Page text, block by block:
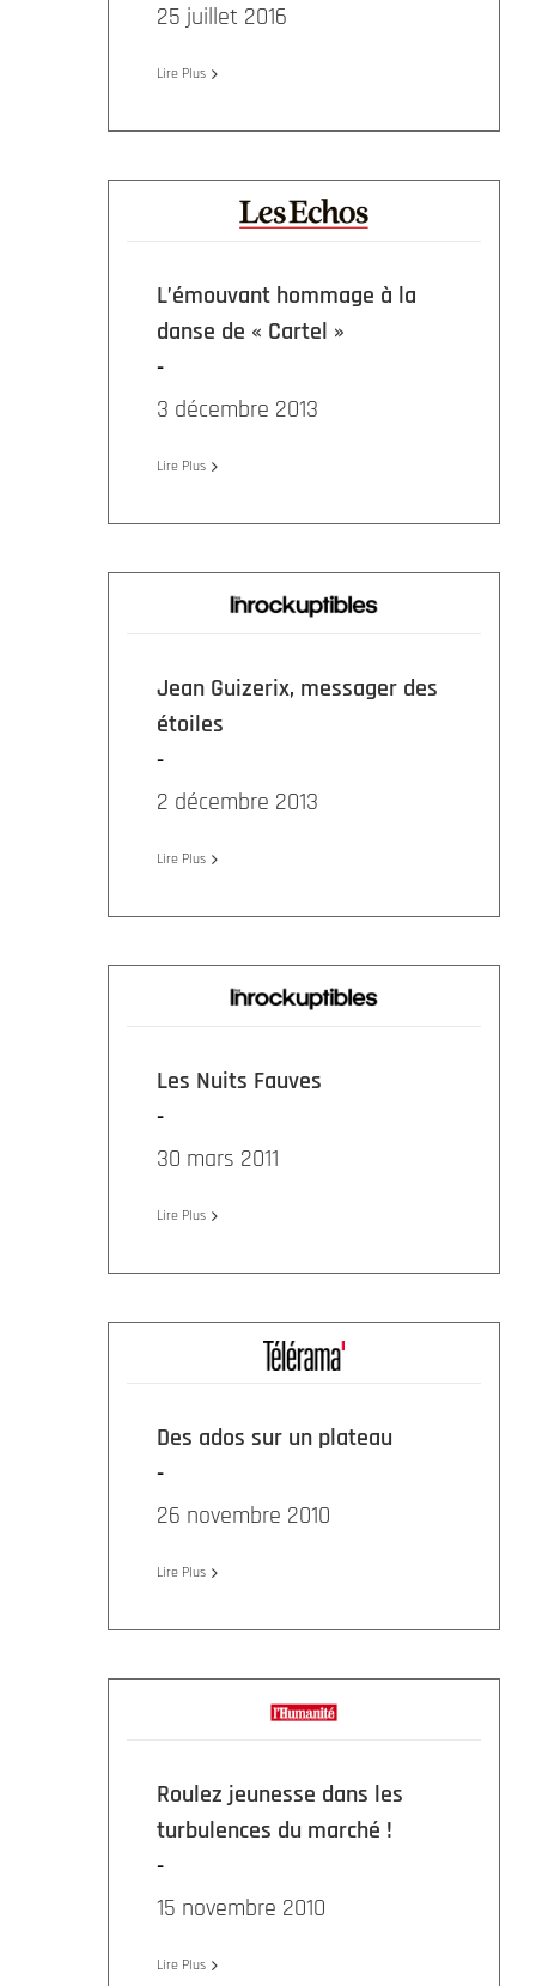
25 juillet 2016
Lire Plus
L’émouvant hommage à la
danse de « Cartel »
3 décembre 2013
Lire Plus
Jean Guizerix, messager des
étoiles
2 décembre 2013
Lire Plus
Les Nuits Fauves
30 mars 2011
Lire Plus
Des ados sur un plateau
26 novembre 2010
Lire Plus
Roulez jeunesse dans les
turbulences du marché !
15 novembre 2010
Lire Plus